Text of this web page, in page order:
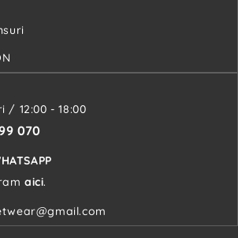
/ 12:00 - 18:00
070
aici.